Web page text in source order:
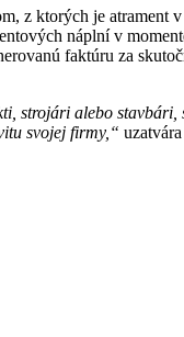
z ktorých je atrament
náplní v
faktúru za
strojári alebo
svojej firmy,“